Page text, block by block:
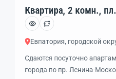
Квартира, 2 комн.,
код: 339459
Евпатория, городской
Сдаются посуточно
города по пр. Ленина-